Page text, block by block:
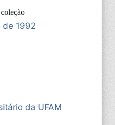
de 1992
da UFAM